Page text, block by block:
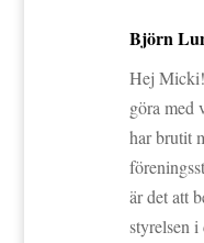
Björn
Hej
göra med
har brutit
är det att
styrelsen i